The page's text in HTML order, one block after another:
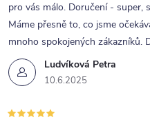
Ludvíková Petra
10.6.2025
pro vás málo. Doručení - super,
Máme přesně to, co jsme
mnoho spokojených zákazníků.